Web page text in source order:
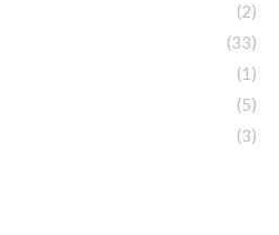
(2)
(33)
(1)
(5)
(3)